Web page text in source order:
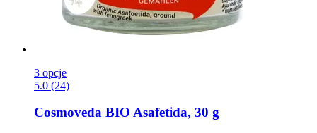
3 opcje
5.0 (24)
Cosmoveda BIO Asafetida, 30 g